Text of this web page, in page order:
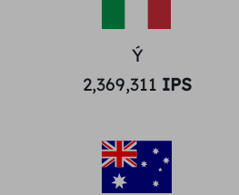
Ý
2,369,311 IPS